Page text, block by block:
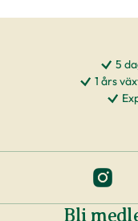
5
1 års
Bli